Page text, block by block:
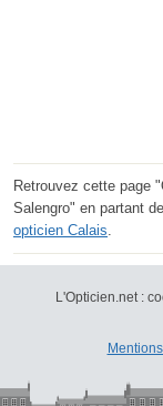
Retrouvez cette page
Salengro" en partant
opticien Calais
L'Opticien.net :